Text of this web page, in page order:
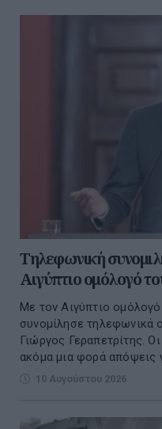
Τηλεφωνική
Αιγύπτιο ομόλογό
Με τον Αιγύπτιο
συνομίλησε τηλεφωνικά
Γιώργος Γεραπετρίτης.
ακόμα μια φορά απόψεις
10 Αυγούστου 2026